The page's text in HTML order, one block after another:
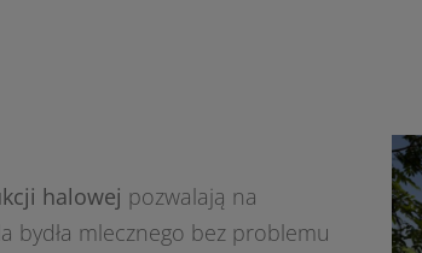
halowej pozwalają na
bydła mlecznego bez problemu